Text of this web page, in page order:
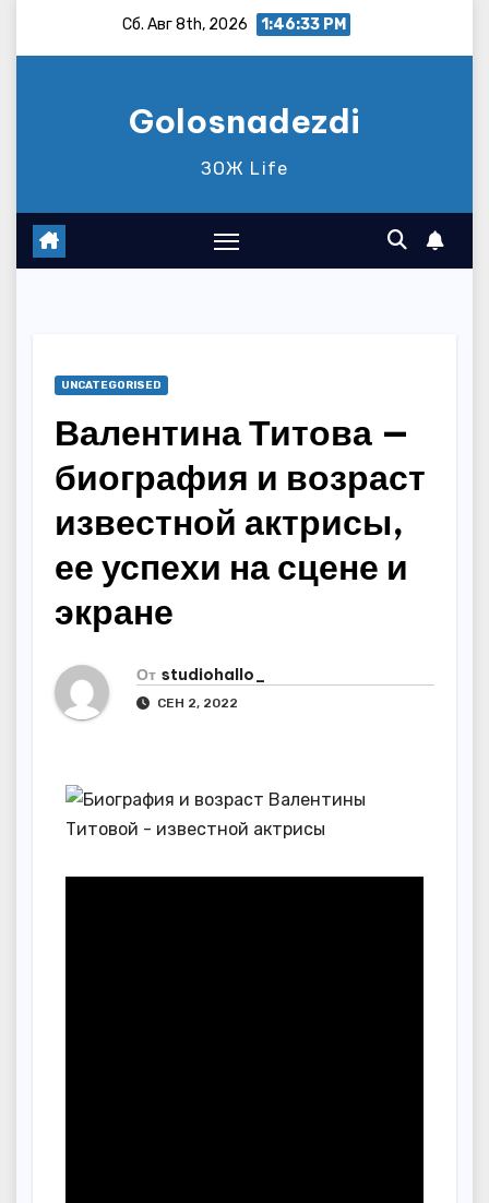
Сб. Авг 8th, 2026 1:46:34 PM
Golosnadezdi
ЗОЖ Life
UNCATEGORISED
Валентина Титова —
биография и возраст
известной актрисы,
ее успехи на сцене и
экране
От studiohallo_
СЕН 2, 2022